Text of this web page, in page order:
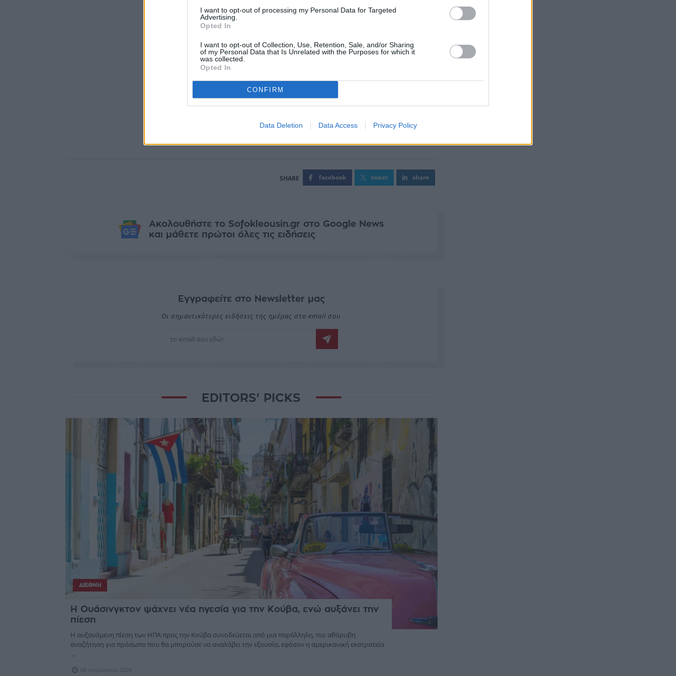
I want to opt-out of processing my Personal Data for Targeted
Advertising.
Opted In
I want to opt-out of Collection, Use, Retention, Sale, and/or Sharing
of my Personal Data that Is Unrelated with the Purposes for which it
was collected.
Opted In
CONFIRM
Data Deletion Data Access Privacy Policy
facebook tweet share
Ακολουθήστε το Sofokleousin.gr στο Google News
και μάθετε πρώτοι όλες τις ειδήσεις
Εγγραφείτε στο Newsletter μας
Οι σημαντικότερες ειδήσεις της ημέρας στο email σου
EDITORS' PICKS
ΔΙΕΘΝΉ
Η Ουάσινγκτον ψάχνει νέα ηγεσία για την Κούβα, ενώ αυξάνει την
πίεση
Η αυξανόμενη πίεση των ΗΠΑ προς την Κούβα συνοδεύεται από μια παράλληλη, πιο αθόρυβη
αναζήτηση για πρόσωπο που θα μπορούσε να αναλάβει την εξουσία, εφόσον η αμερικανική εκστρατεία
...
08 Αυγούστου 2026